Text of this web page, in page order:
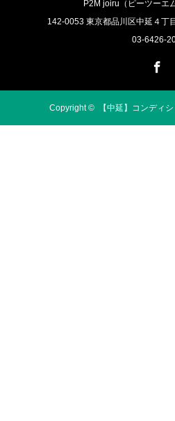
P2M joiru（ピーツーエ
142-0053 東京都品川区中延４丁
03-6426-
Copyright © 【中延】コンディ